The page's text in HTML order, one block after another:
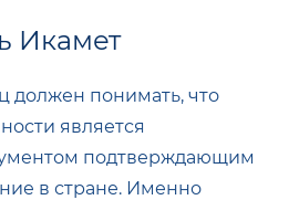
Икамет
должен понимать, что
является
подтверждающим
в стране. Именно